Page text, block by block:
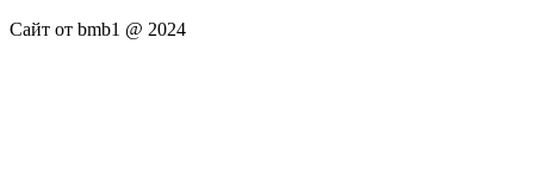
Сайт от bmb1 @ 2024